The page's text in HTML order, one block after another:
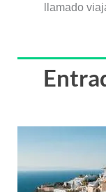
llamado